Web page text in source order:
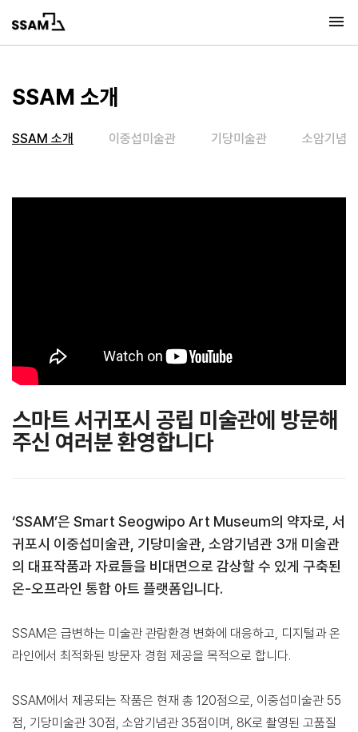
SSAM 소개
SSAM 소개 이중섭미술관 기당미술관 소암기념관
스마트 서귀포시 공립 미술관에 방문해
주신 여러분 환영합니다
‘SSAM’은 Smart Seogwipo Art Museum의 약자로, 서
귀포시 이중섭미술관, 기당미술관, 소암기념관 3개 미술관
의 대표작품과 자료들을 비대면으로 감상할 수 있게 구축된
온-오프라인 통합 아트 플랫폼입니다.
SSAM은 급변하는 미술관 관람환경 변화에 대응하고, 디지털과 온
라인에서 최적화된 방문자 경험 제공을 목적으로 합니다.
SSAM에서 제공되는 작품은 현재 총 120점으로, 이중섭미술관 55
점, 기당미술관 30점, 소암기념관 35점이며, 8K로 촬영된 고품질